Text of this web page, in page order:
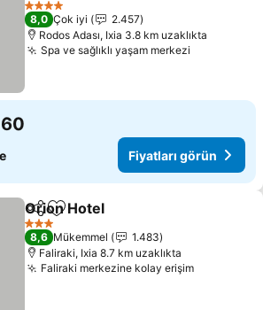
Fiyatları görün
4 Yıldız
8,0 Çok iyi
2.457
Rodos Adası, Ixia 3.8 km uzaklıkta
Spa ve sağlıklı yaşam merkezi
Fiyatları görün
PaylaşFavorilerime ekle
Orion Hotel
3 Yıldız
8,6 Mükemmel
1.483
Faliraki, Ixia 8.7 km uzaklıkta
Faliraki merkezine kolay erişimFiyatları